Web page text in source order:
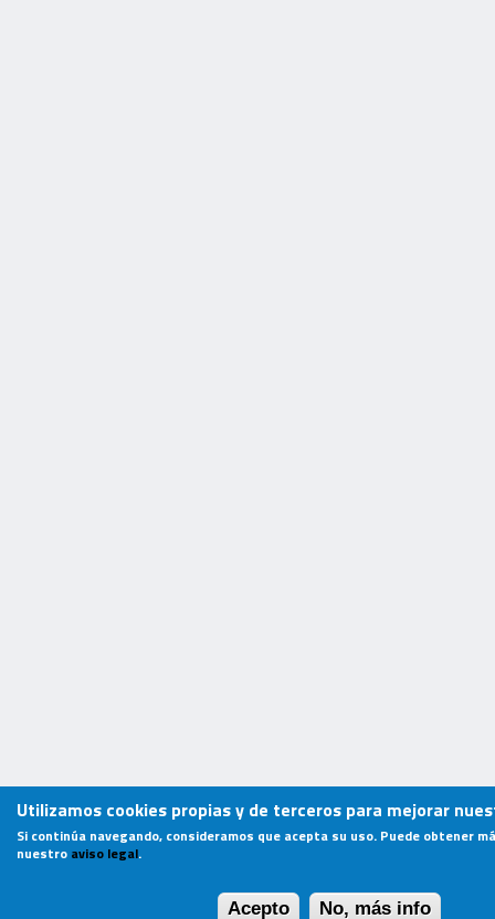
Utilizamos cookies propias y de terceros para mejorar
Si continúa navegando, consideramos que acepta su uso. Puede obtener
nuestro aviso legal.
Acepto No, más info